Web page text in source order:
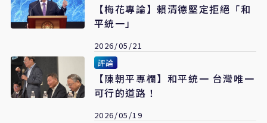
【梅花專論】賴清德堅定拒絕「和
平統一」
2026/05/21
評論
【陳朝平專欄】和平統一 台灣唯一
可行的道路！
2026/05/19